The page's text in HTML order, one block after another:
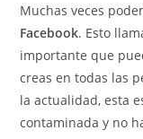
Muchas veces
Facebook. Esto
importante que
creas en todas las
la actualidad, esta
contaminada y no